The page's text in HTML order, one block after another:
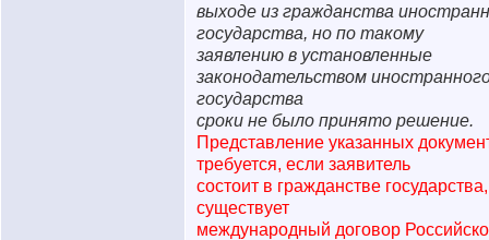
выходе из гражданства
государства, но по такому
заявлению в установленные
законодательством
государства
сроки не было принято решение.
Представление указанных
требуется, если заявитель
состоит в гражданстве
существует
международный договор